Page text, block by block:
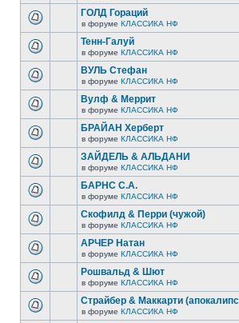
ГОЛД Гораций
в форуме КЛАССИКА НФ
Тенн-Галуй
в форуме КЛАССИКА НФ
ВУЛЬ Стефан
в форуме КЛАССИКА НФ
Вулф & Меррит
в форуме КЛАССИКА НФ
БРАЙАН Херберт
в форуме КЛАССИКА НФ
ЗАЙДЕЛЬ & АЛЬДАНИ
в форуме КЛАССИКА НФ
БАРНС С.А.
в форуме КЛАССИКА НФ
Скофилд & Перри (чужой)
в форуме КЛАССИКА НФ
АРЧЕР Натан
в форуме КЛАССИКА НФ
Рошвальд & Шют
в форуме КЛАССИКА НФ
Страйбер & Маккарти
в форуме КЛАССИКА НФ